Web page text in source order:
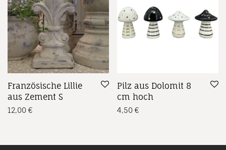
Französische Lillie
aus Zement S
12,00 €
Pilz aus Dolomit 8
cm hoch
4,50 €